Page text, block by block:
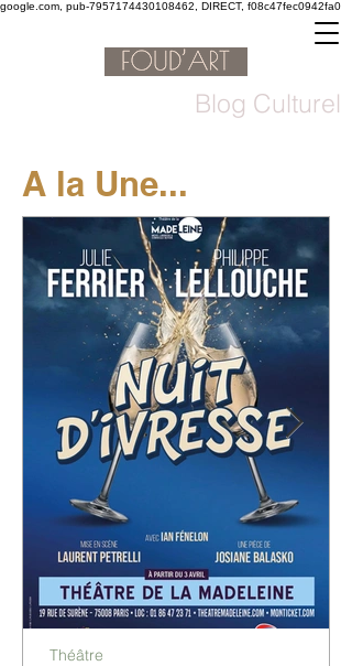
google.com, pub-7957174430108462, DIRECT, f08c47fec0942fa0
Blog Culturel
A la Une...
Théâtre